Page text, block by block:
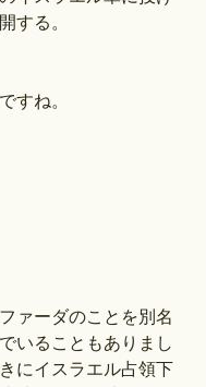
する。
すね。
ァーダのことを別名
いることもありまし
にイスラエル占領下